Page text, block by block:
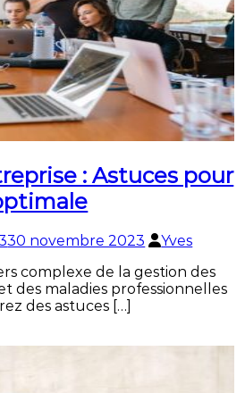
: Astuces pour
30 novembre 2023
Yves
complexe de la gestion des
des maladies professionnelles
des astuces […]